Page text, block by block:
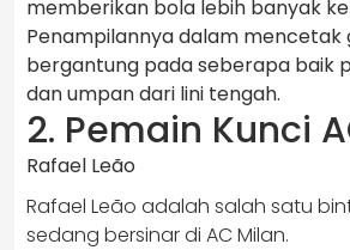
memberikan bola lebih banyak
Penampilannya dalam mencetak
bergantung pada seberapa baik
dan umpan dari lini tengah.
2. Pemain Kunci
Rafael Leão
Rafael Leão adalah salah satu
sedang bersinar di AC Milan.